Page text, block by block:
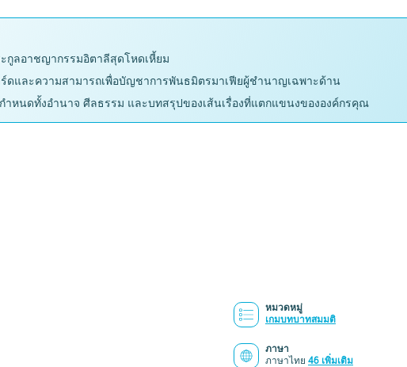
ลอาชญากรรมอิตาลีสุดโหดเหี้ยม
ดและความสามารถเพื่อบัญชาการพันธมิตรมาเฟียผู้ชำนาญเฉพาะด้าน
หนดทั้งอำนาจ ศีลธรรม และบทสรุปของเส้นเรื่องที่แตกแขนงขององค์กรคุณ
หมวดหมู่
เกมบทบาทสมมติ
ภาษา
ภาษาไทย 46 เพิ่มเติม